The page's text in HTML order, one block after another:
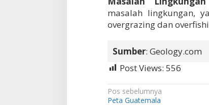
masalah lingkungan,
overgrazing dan
Sumber: Geology.com
Post Views: 556
N
Pos sebelumnya
Peta Guatemala